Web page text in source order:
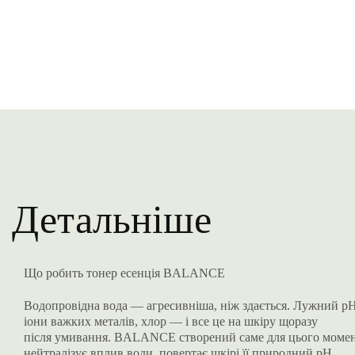
Детальніше
Що робить тонер есенція BALANCE
Водопровідна вода — агресивніша, ніж здається. Лужний
іони важких металів, хлор — і все це на шкіру щоразу
після умивання. BALANCE створений саме для цього